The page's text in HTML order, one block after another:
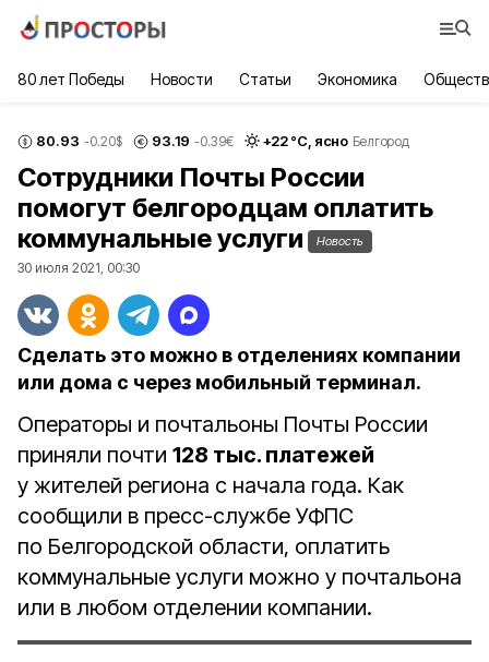
80 лет Победы Новости Статьи Экономика
80.93 -0.20$ 93.19 -0.39€ +22°С, ясно Белгород
Сотрудники Почты России
помогут белгородцам оплатить
коммунальные услуги
Новость
30 июля 2021, 00:30
Сделать это можно в отделениях компании
или дома с через мобильный терминал.
Операторы и почтальоны Почты России
приняли почти 128 тыс. платежей
у жителей региона с начала года. Как
сообщили в пресс-службе УФПС
по Белгородской области, оплатить
коммунальные услуги можно у почтальона
или в любом отделении компании.